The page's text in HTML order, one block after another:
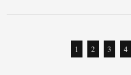
1 2 3 4